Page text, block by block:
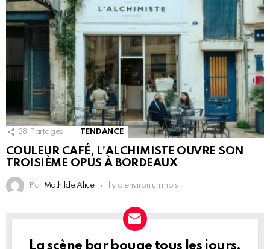
38 Partages TENDANCE
COULEUR CAFÉ, L’ALCHIMISTE OUVRE SON
TROISIÈME OPUS À BORDEAUX
Par Mathilde Alice il y a environ un mois
NEWSLETTER
La scène bar bouge tous les jours.